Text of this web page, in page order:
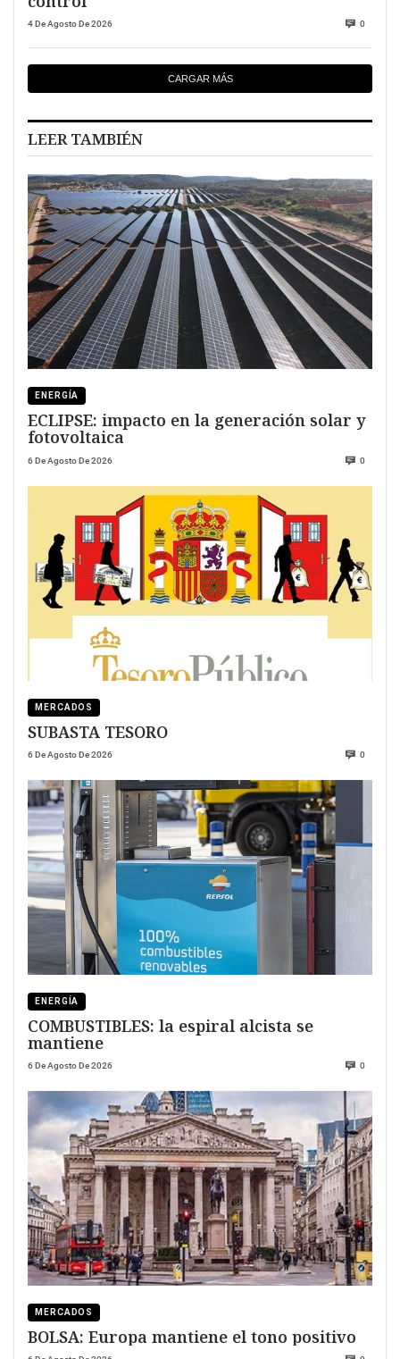
4 De Agosto De 2026 0
CARGAR MÁS
LEER TAMBIÉN
ENERGÍA
ECLIPSE: impacto en la generación solar y
fotovoltaica
6 De Agosto De 2026 0
MERCADOS
SUBASTA TESORO
6 De Agosto De 2026 0
ENERGÍA
COMBUSTIBLES: la espiral alcista se
mantiene
6 De Agosto De 2026 0
MERCADOS
BOLSA: Europa mantiene el tono positivo